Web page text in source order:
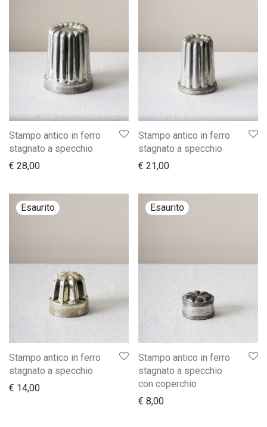
Stampo antico in ferro
stagnato a specchio
€ 28,00
Stampo antico in ferro
stagnato a specchio
€ 21,00
Stampo antico in ferro
stagnato a specchio
€ 14,00
Stampo antico in ferro
stagnato a specchio
con coperchio
€ 8,00